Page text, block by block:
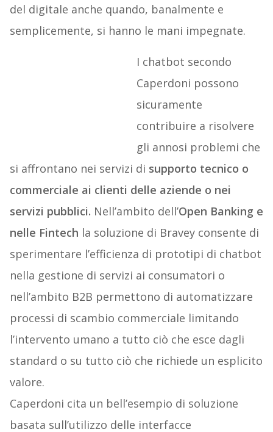
del digitale anche quando, banalmente e
semplicemente, si hanno le mani impegnate.
I chatbot secondo
Caperdoni possono
sicuramente
contribuire a risolvere
gli annosi problemi che
si affrontano nei servizi di supporto tecnico o
commerciale ai clienti delle aziende o nei
servizi pubblici. Nell’ambito dell’Open Banking e
nelle Fintech la soluzione di Bravey consente di
sperimentare l’efficienza di prototipi di chatbot
nella gestione di servizi ai consumatori o
nell’ambito B2B permettono di automatizzare
processi di scambio commerciale limitando
l’intervento umano a tutto ciò che esce dagli
standard o su tutto ciò che richiede un esplicito
valore.
Caperdoni cita un bell’esempio di soluzione
basata sull’utilizzo delle interfacce